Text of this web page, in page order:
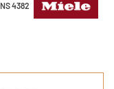
4382